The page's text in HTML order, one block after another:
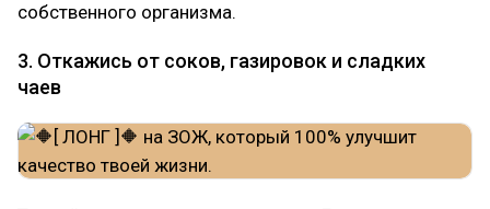
собственного организма.
3. Откажись от соков, газировок и сладких
чаев